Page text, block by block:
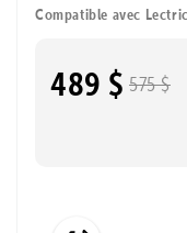
Compatible avec
489 $ 575 $